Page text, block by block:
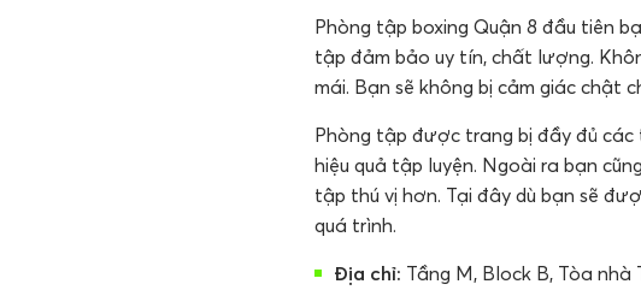
Phòng tập boxing Quận 8 đầu tiên
tập đảm bảo uy tín, chất lượng.
mái. Bạn sẽ không bị cảm giác chật
Phòng tập được trang bị đầy đủ
hiệu quả tập luyện. Ngoài ra bạn
tập thú vị hơn. Tại đây dù bạn sẽ
quá trình.
Địa chỉ: Tầng M, Block B, Tòa nhà